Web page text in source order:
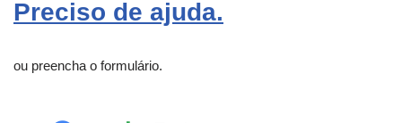
Preciso de ajuda.
ou preencha o formulário.